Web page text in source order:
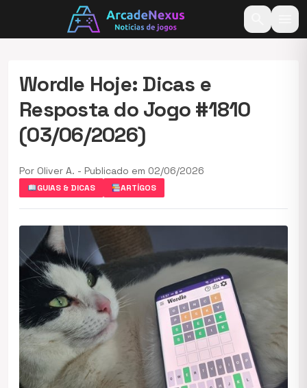
Wordle Hoje: Dicas e
Resposta do Jogo #1810
(03/06/2026)
Por Oliver A. - Publicado em 02/06/2026
GUIAS & DICAS ARTÍGOS